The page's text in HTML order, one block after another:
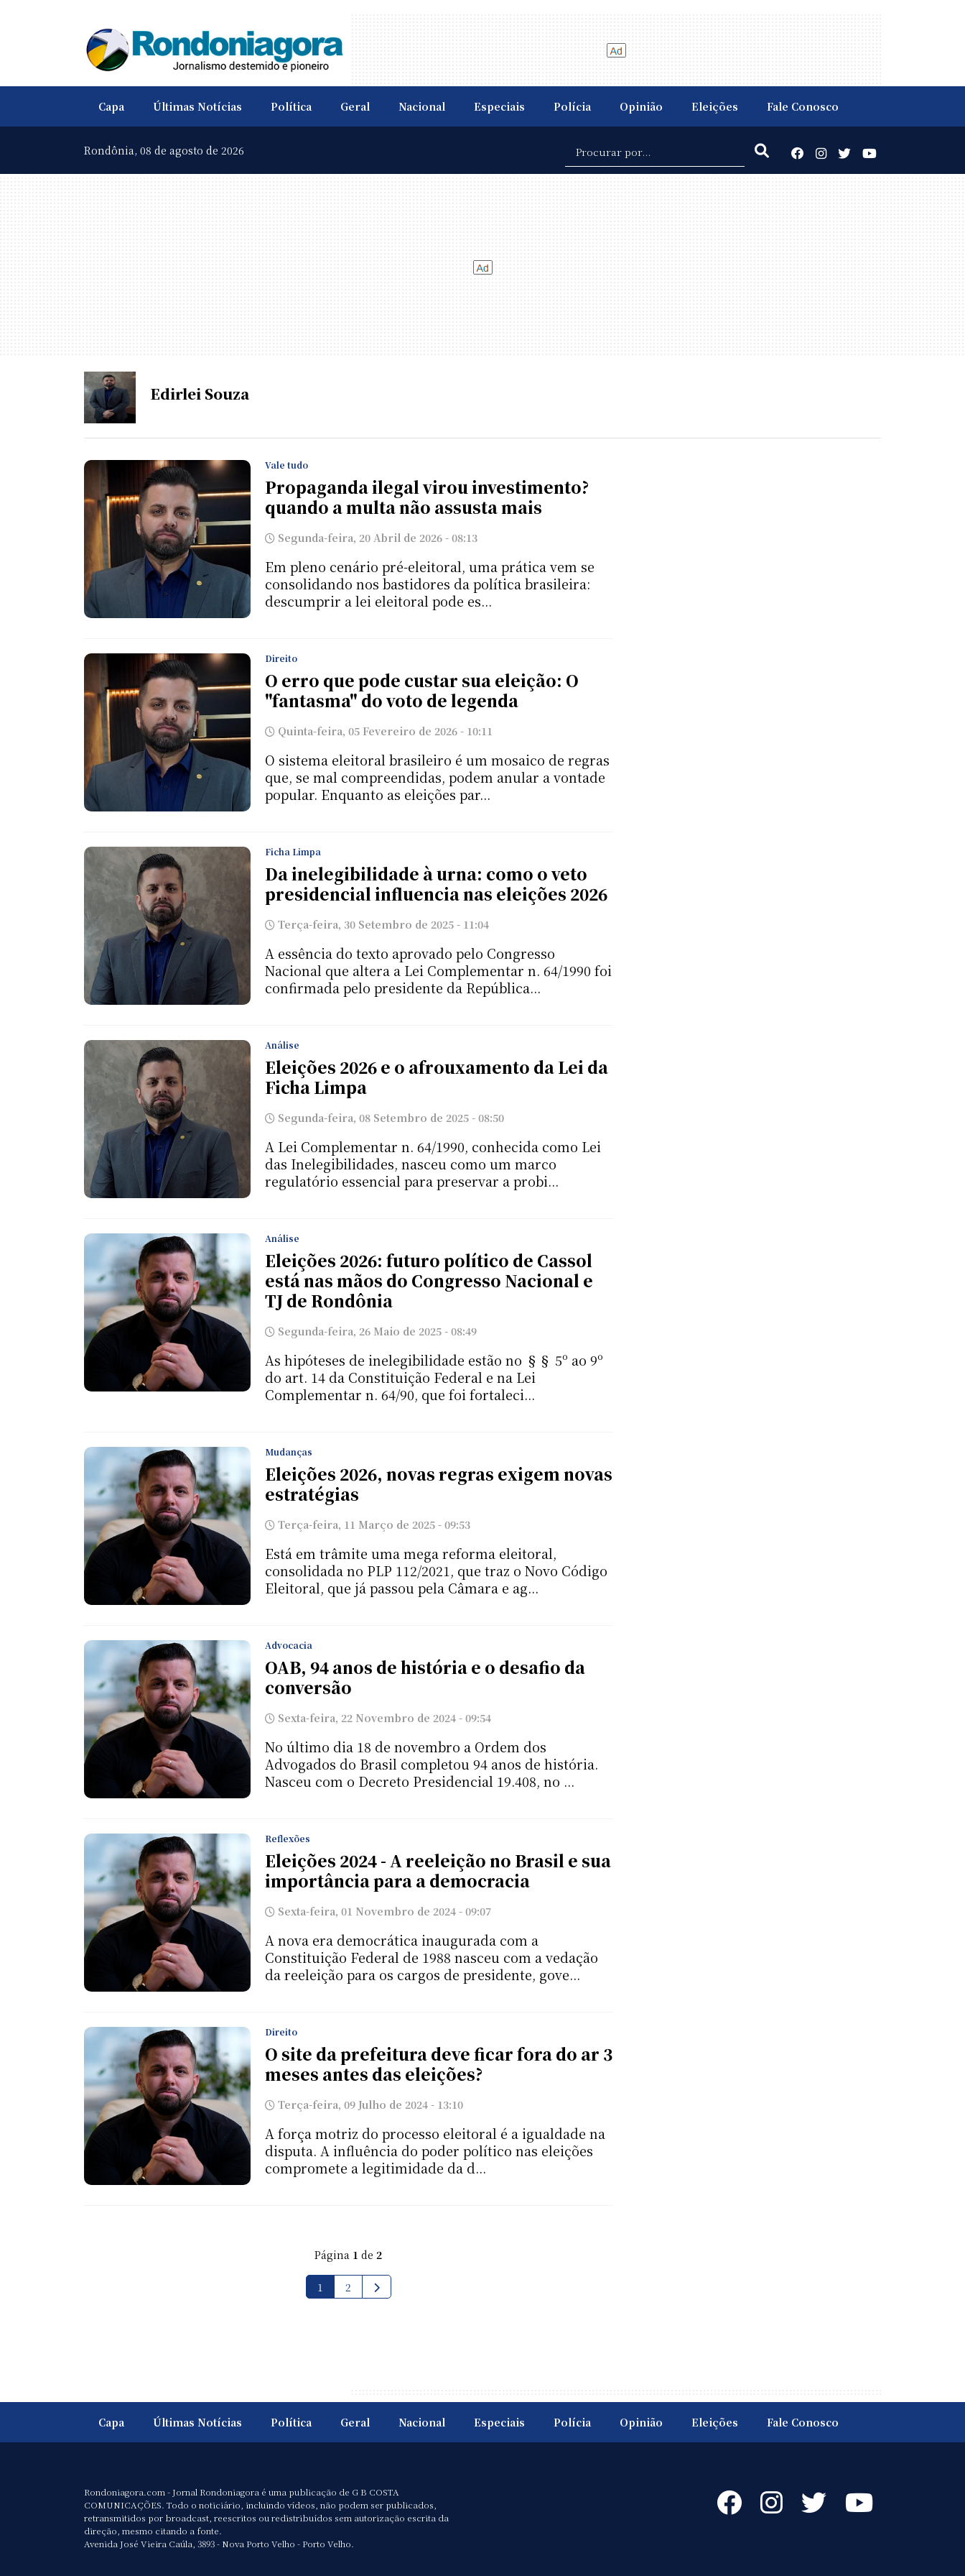
Capa Últimas Notícias Política Geral Nacional Especiais Polícia Opinião Eleições Fale Conosco
Rondônia, 08 de agosto de 2026
Edirlei Souza
Vale tudo
Propaganda ilegal virou investimento?
quando a multa não assusta mais
Segunda-feira, 20 Abril de 2026 - 08:13
Em pleno cenário pré-eleitoral, uma prática vem se
consolidando nos bastidores da política brasileira:
descumprir a lei eleitoral pode es...
Direito
O erro que pode custar sua eleição: O
"fantasma" do voto de legenda
Quinta-feira, 05 Fevereiro de 2026 - 10:11
O sistema eleitoral brasileiro é um mosaico de regras
que, se mal compreendidas, podem anular a vontade
popular. Enquanto as eleições par...
Ficha Limpa
Da inelegibilidade à urna: como o veto
presidencial influencia nas eleições 2026
Terça-feira, 30 Setembro de 2025 - 11:04
A essência do texto aprovado pelo Congresso
Nacional que altera a Lei Complementar n. 64/1990 foi
confirmada pelo presidente da República...
Análise
Eleições 2026 e o afrouxamento da Lei da
Ficha Limpa
Segunda-feira, 08 Setembro de 2025 - 08:50
A Lei Complementar n. 64/1990, conhecida como Lei
das Inelegibilidades, nasceu como um marco
regulatório essencial para preservar a probi...
Análise
Eleições 2026: futuro político de Cassol
está nas mãos do Congresso Nacional e
TJ de Rondônia
Segunda-feira, 26 Maio de 2025 - 08:49
As hipóteses de inelegibilidade estão no §§ 5º ao 9º
do art. 14 da Constituição Federal e na Lei
Complementar n. 64/90, que foi fortaleci...
Mudanças
Eleições 2026, novas regras exigem novas
estratégias
Terça-feira, 11 Março de 2025 - 09:53
Está em trâmite uma mega reforma eleitoral,
consolidada no PLP 112/2021, que traz o Novo Código
Eleitoral, que já passou pela Câmara e ag...
Advocacia
OAB, 94 anos de história e o desafio da
conversão
Sexta-feira, 22 Novembro de 2024 - 09:54
No último dia 18 de novembro a Ordem dos
Advogados do Brasil completou 94 anos de história.
Nasceu com o Decreto Presidencial 19.408, no ...
Reflexões
Eleições 2024 - A reeleição no Brasil e sua
importância para a democracia
Sexta-feira, 01 Novembro de 2024 - 09:07
A nova era democrática inaugurada com a
Constituição Federal de 1988 nasceu com a vedação
da reeleição para os cargos de presidente, gove...
Direito
O site da prefeitura deve ficar fora do ar 3
meses antes das eleições?
Terça-feira, 09 Julho de 2024 - 13:10
A força motriz do processo eleitoral é a igualdade na
disputa. A influência do poder político nas eleições
compromete a legitimidade da d...
Página 1 de2
1 2
Capa Últimas Notícias Política Geral Nacional Especiais Polícia Opinião Eleições Fale Conosco
Rondoniagora.com - Jornal Rondoniagora é uma publicação de G B COSTA
COMUNICAÇÕES. Todo o noticiário, incluindo vídeos, não podem ser publicados,
retransmitidos por broadcast, reescritos ou redistribuídos sem autorização escrita da
direção, mesmo citando a fonte.
Avenida José Vieira Caúla, 3893 - Nova Porto Velho - Porto Velho.